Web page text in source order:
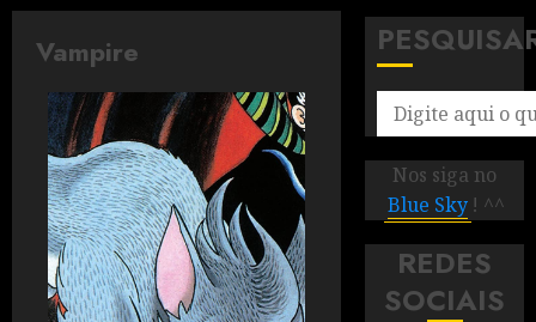
Vampire
Nos siga no
Blue Sky ! ^^
REDES
SOCIAIS